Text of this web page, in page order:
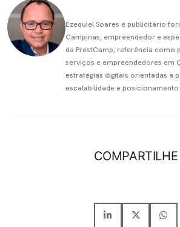
Ezequiel Soares é publicitário
Campinas, empreendedor e
da PrestCamp, referência como
serviços e empreendedores em
estratégias digitais orientadas a
escalabilidade e
COMPARTILHE